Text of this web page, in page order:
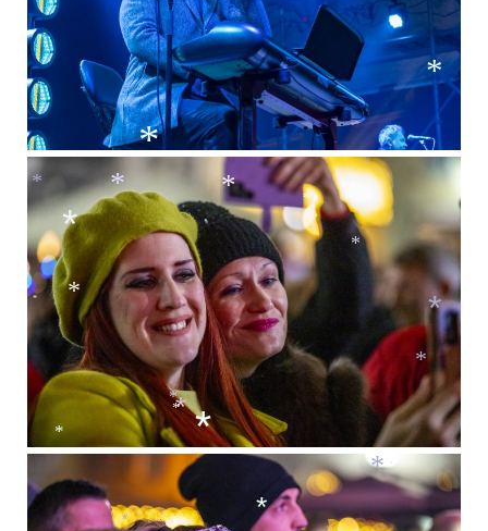
*
*
*
*
*
*
*
*
*
*
*
*
*
*
*